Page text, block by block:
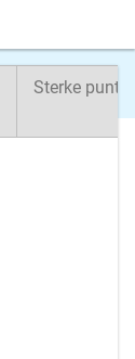
Sterke